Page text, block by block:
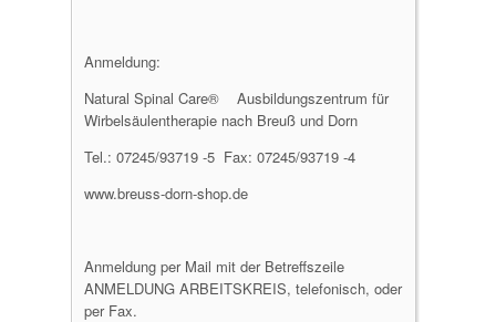
Anmeldung:
Natural Spinal Care® Ausbildungszentrum für
Wirbelsäulentherapie nach Breuß und Dorn
Tel.: 07245/93719 -5 Fax: 07245/93719 -4
www.breuss-dorn-shop.de
Anmeldung per Mail mit der Betreffszeile
ANMELDUNG ARBEITSKREIS, telefonisch, oder
per Fax.